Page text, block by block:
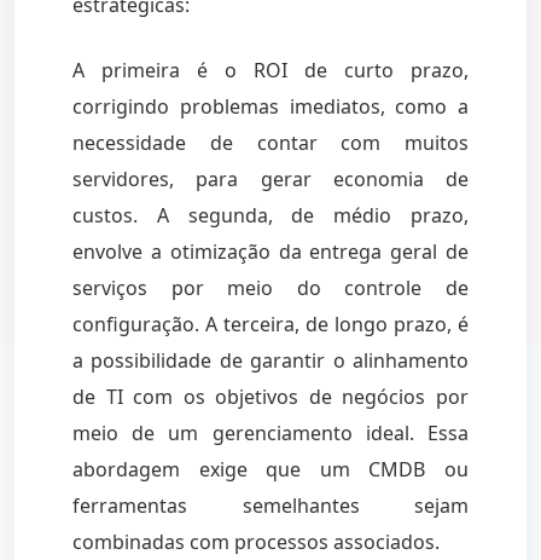
A primeira é o ROI de curto prazo,
corrigindo problemas imediatos, como a
necessidade de contar com muitos
servidores, para gerar economia de
custos. A segunda, de médio prazo,
envolve a otimização da entrega geral de
serviços por meio do controle de
configuração. A terceira, de longo prazo, é
a possibilidade de garantir o alinhamento
de TI com os objetivos de negócios por
meio de um gerenciamento ideal. Essa
abordagem exige que um CMDB ou
ferramentas semelhantes sejam
combinadas com processos associados.